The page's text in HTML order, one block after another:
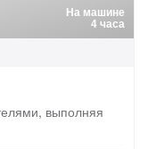
На машине
4 часа
выполняя